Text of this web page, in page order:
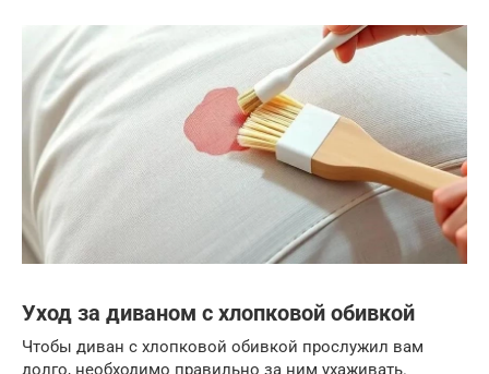
Уход за диваном с хлопковой обивкой
Чтобы диван с хлопковой обивкой прослужил вам
долго, необходимо правильно за ним ухаживать.